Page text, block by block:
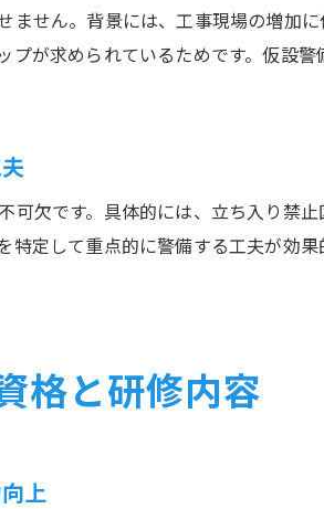
警備の魅力と現場で感じる
仮設警備の働き方がもたら
警備職が持つ社会的評価とやり
警備職の社会的評価と現場
やりがいを感じる警備の仕事
ません。背景には、工事現場の増加
が求められているためです。仮設
欠です。具体的には、立ち入り禁
定して重点的に警備する工夫が効
格と研修内容
上